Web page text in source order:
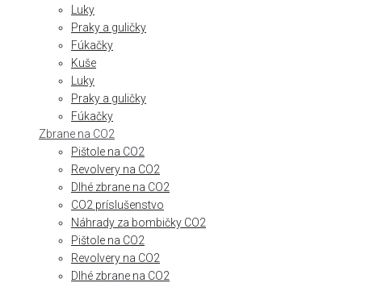
Luky
Praky a guličky
Fúkačky
Kuše
Luky
Praky a guličky
Fúkačky
Zbrane na CO2
Pištole na CO2
Revolvery na CO2
Dlhé zbrane na CO2
CO2 príslušenstvo
Náhrady za bombičky CO2
Pištole na CO2
Revolvery na CO2
Dlhé zbrane na CO2